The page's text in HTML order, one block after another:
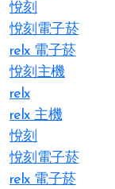
悅刻
悅刻電子菸
relx 電子菸
悅刻主機
relx
relx 主機
悅刻
悅刻電子菸
relx 電子菸